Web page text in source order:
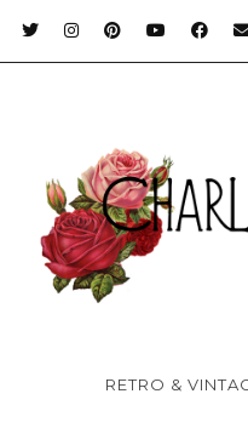
RETRO &